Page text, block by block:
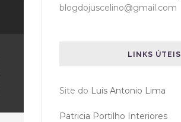
blogdojuscelino@gmail.com
LINKS ÚTEIS
Site do Luis Antonio Lima
Patricia Portilho Interiores